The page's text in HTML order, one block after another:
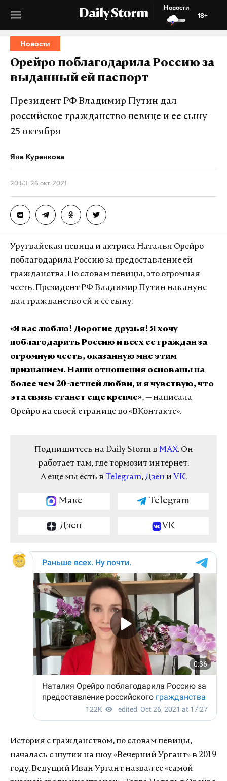
Daily Storm
Новости
18+
Новости
Орейро поблагодарила Россию за
выданный ей паспорт
Президент РФ Владимир Путин дал
российское гражданство певице и ее сыну
25 октября
Яна Куренкова
20:53, 26 окт. 2021
Уругвайская певица и актриса Наталья Орейро
поблагодарила Россию за предоставление ей
гражданства. По словам певицы, это огромная
честь. Президент РФ Владимир Путин накануне
дал гражданство ей и ее сыну.
«Я вас люблю! Дорогие друзья! Я хочу
поблагодарить Россию и всех ее граждан за
огромную честь, оказанную мне этим
признанием. Наши отношения основаны на
более чем 20-летней любви, и я чувствую, что
эта связь станет еще крепче», — написала
Орейро на своей странице во«ВКонтакте».
Подпишитесь на Daily Storm в MAX. Он
работает там, где тормозит интернет.
А еще мы есть в Telegram, Дзен и VK.
Макс Telegram
Дзен VK
История с гражданством, по словам певицы,
началась с шутки на шоу «Вечерний Ургант» в 2019
году. Ведущий Иван Ургант назвал ее «самой